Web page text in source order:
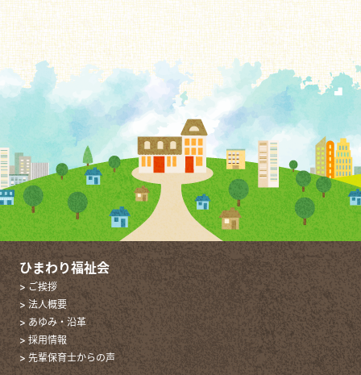
ひまわり福祉会
> ご挨拶
> 法人概要
> あゆみ・沿革
> 採用情報
> 先輩保育士からの声